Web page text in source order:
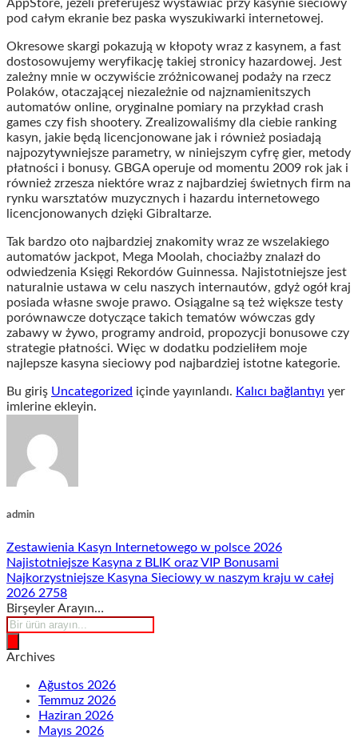
AppStore, jeżeli preferujesz wystawiać przy kasynie sieciowy
pod całym ekranie bez paska wyszukiwarki internetowej.
Okresowe skargi pokazują w kłopoty wraz z kasynem, a fast
dostosowujemy weryfikację takiej stronicy hazardowej. Jest
zależny mnie w oczywiście zróżnicowanej podaży na rzecz
Polaków, otaczającej niezależnie od najznamienitszych
automatów online, oryginalne pomiary na przykład crash
games czy fish shootery. Zrealizowaliśmy dla ciebie ranking
kasyn, jakie będą licencjonowane jak i również posiadają
najpozytywniejsze parametry, w niniejszym cyfrę gier, metody
płatności i bonusy. GBGA operuje od momentu 2009 rok jak i
również zrzesza niektóre wraz z najbardziej świetnych firm na
rynku warsztatów muzycznych i hazardu internetowego
licencjonowanych dzięki Gibraltarze.
Tak bardzo oto najbardziej znakomity wraz ze wszelakiego
automatów jackpot, Mega Moolah, chociażby znalazł do
odwiedzenia Księgi Rekordów Guinnessa. Najistotniejsze jest
naturalnie ustawa w celu naszych internautów, gdyż ogół kraj
posiada własne swoje prawo. Osiągalne są też większe testy
porównawcze dotyczące takich tematów wówczas gdy
zabawy w żywo, programy android, propozycji bonusowe czy
strategie płatności. Więc w dodatku podzieliłem moje
najlepsze kasyna sieciowy pod najbardziej istotne kategorie.
Bu giriş Uncategorized içinde yayınlandı. Kalıcı bağlantıyı yer
imlerine ekleyin.
admin
Zestawienia Kasyn Internetowego w polsce 2026
Najistotniejsze Kasyna z BLIK oraz VIP Bonusami
Najkorzystniejsze Kasyna Sieciowy w naszym kraju w całej
2026 2758
Birşeyler Arayın…
Products
search
Archives
Ağustos 2026
Temmuz 2026
Haziran 2026
Mayıs 2026